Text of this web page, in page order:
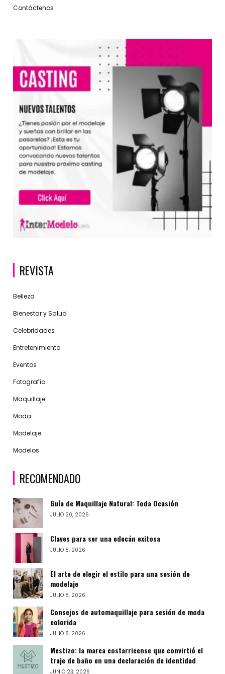
Contáctenos
REVISTA
Belleza
Bienestar y Salud
Celebridades
Entretenimiento
Eventos
Fotografía
Maquillaje
Moda
Modelaje
Modelos
RECOMENDADO
Guía de Maquillaje Natural: Toda Ocasión
JULIO 20, 2026
Claves para ser una edecán exitosa
JULIO 8, 2026
El arte de elegir el estilo para una sesión de
modelaje
JULIO 8, 2026
Consejos de automaquillaje para sesión de moda
colorida
JULIO 8, 2026
Mestizo: la marca costarricense que convirtió el
traje de baño en una declaración de identidad
JUNIO 23, 2026